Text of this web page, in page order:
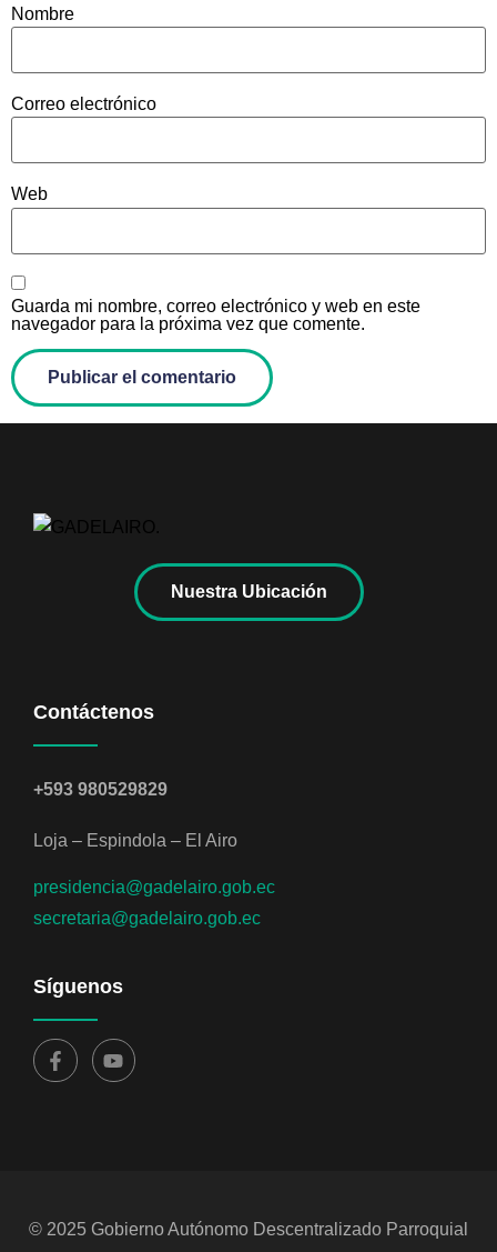
Nombre
Correo electrónico
Web
Guarda mi nombre, correo electrónico y web en este
navegador para la próxima vez que comente.
Nuestra Ubicación
Contáctenos
+593 980529829
Loja – Espindola – El Airo
presidencia@gadelairo.gob.ec
secretaria@gadelairo.gob.ec
Síguenos
© 2025 Gobierno Autónomo Descentralizado Parroquial